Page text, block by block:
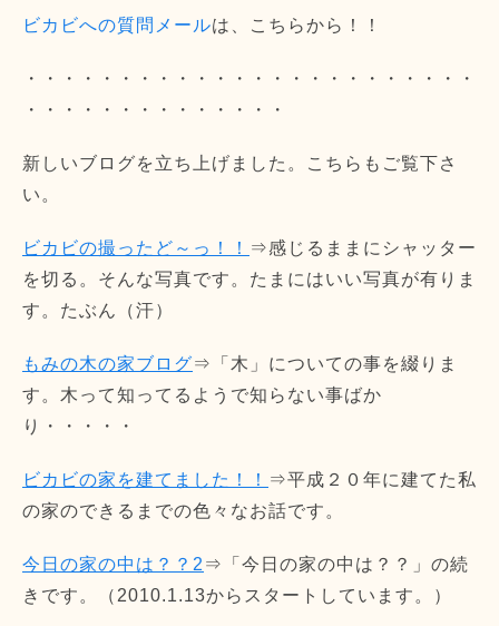
ビカビへの質問メールは、こちらから！！
・・・・・・・・・・・・・・・・・・・・・・・・
・・・・・・・・・・・・・・
新しいブログを立ち上げました。こちらもご覧下さ
い。
ビカビの撮ったど～っ！！ ⇒感じるままにシャッター
を切る。そんな写真です。たまにはいい写真が有りま
す。たぶん（汗）
もみの木の家ブログ⇒「木」についての事を綴りま
す。木って知ってるようで知らない事ばか
り・・・・・
ビカビの家を建てました！！ ⇒平成２０年に建てた私
の家のできるまでの色々なお話です。
今日の家の中は？？2 ⇒「今日の家の中は？？」の続
きです。（2010.1.13からスタートしています。）